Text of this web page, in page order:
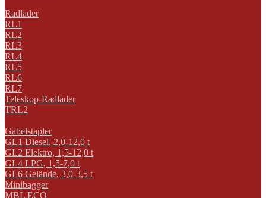
Radlader
RL1
RL2
RL3
RL4
RL5
RL6
RL7
Teleskop-Radlader
TRL2
Gabelstapler
GL1 Diesel, 2,0-12,0 t
GL2 Elektro, 1,5-12,0 t
GL4 LPG, 1,5-7,0 t
GL6 Gelände, 3,0-3,5 t
Minibagger
MBL ECO